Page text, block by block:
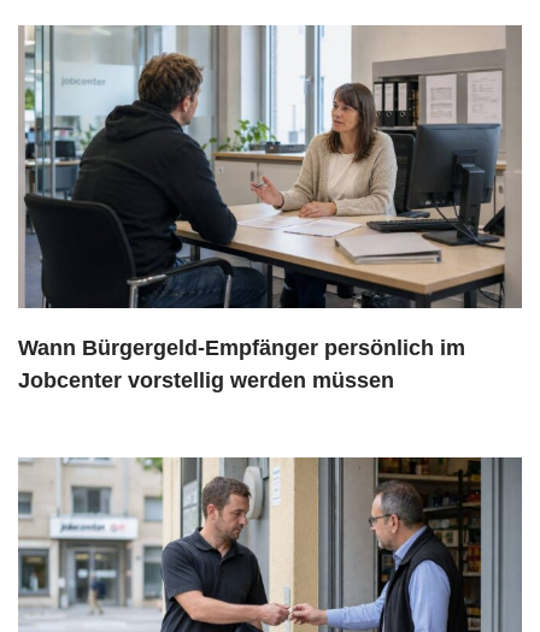
Wann Bürgergeld-Empfänger persönlich im
Jobcenter vorstellig werden müssen